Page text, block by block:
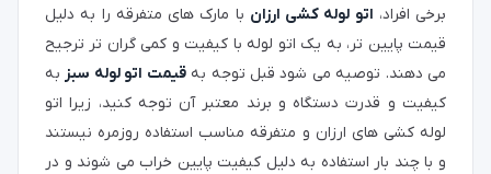
برخی افراد، اتو لوله کشی ارزان با مارک های متفرقه را به دلیل
قیمت پایین تر، به یک اتو لوله با کیفیت و کمی گران تر ترجیح
می دهند. توصیه می شود قبل توجه بهقیمت اتو لوله سبز به
کیفیت و قدرت دستگاه و برند معتبر آن توجه کنید، زیرا اتو
لوله کشی های ارزان و متفرقه مناسب استفاده روزمره نیستند
و با چند بار استفاده به دلیل کیفیت پایین خراب می شوند و در